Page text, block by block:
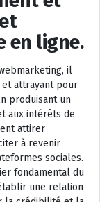
en ligne.
il
attrayant pour
produisant un
aux intérêts de
attirer
à revenir
sociales.
fondamental du
une relation